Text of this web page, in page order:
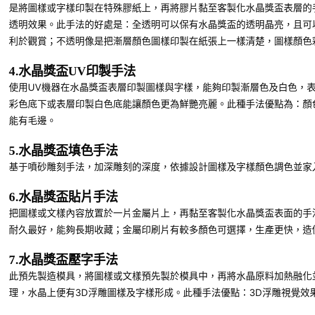
是將圖樣或字樣印製在特殊膠紙上，再將膠片黏至客製化水晶獎盃表層
透明效果。此手法的好處是：全透明可以保有水晶獎盃的透明晶亮，且
利於觀賞；不透明像是把漸層顏色圖樣印製在紙張上一樣清楚，圖樣顏
4.水晶獎盃UV印製手法
使用UV機器在水晶獎盃表層印製圖樣與字樣，能夠印製漸層色及白色
彩色底下或表層印製白色底能讓顏色更為鮮艷亮麗。此種手法優點為：
能有毛邊。
5.水晶獎盃填色手法
基于噴砂雕刻手法，加深雕刻的深度，依據設計圖樣及字樣顏色調色並
6.水晶獎盃貼片手法
把圖樣或文樣內容放置於一片金屬片上，再黏至客製化水晶獎盃表面的
耐久最好，能夠長期收藏；金屬印刷片有較多顏色可選擇，生產更快，
7.水晶獎盃壓字手法
此預先製造模具，將圖樣或文樣預先製於模具中，再將水晶原料加熱融
理，水晶上便有3D浮雕圖樣及字樣形成。此種手法優點：3D浮雕視覺